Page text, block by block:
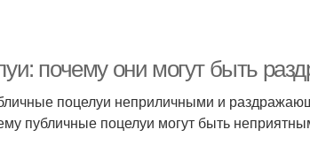
почему они могут быть
поцелуи неприличными и
публичные поцелуи могут быть